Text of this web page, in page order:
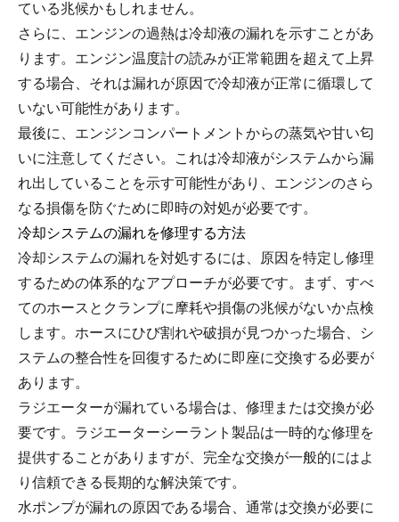
ている兆候かもしれません。
さらに、エンジンの過熱は冷却液の漏れを示すことがあ
ります。エンジン温度計の読みが正常範囲を超えて上昇
する場合、それは漏れが原因で冷却液が正常に循環して
いない可能性があります。
最後に、エンジンコンパートメントからの蒸気や甘い匂
いに注意してください。これは冷却液がシステムから漏
れ出していることを示す可能性があり、エンジンのさら
なる損傷を防ぐために即時の対処が必要です。
冷却システムの漏れを修理する方法
冷却システムの漏れを対処するには、原因を特定し修理
するための体系的なアプローチが必要です。まず、すべ
てのホースとクランプに摩耗や損傷の兆候がないか点検
します。ホースにひび割れや破損が見つかった場合、シ
ステムの整合性を回復するために即座に交換する必要が
あります。
ラジエーターが漏れている場合は、修理または交換が必
要です。ラジエーターシーラント製品は一時的な修理を
提供することがありますが、完全な交換が一般的にはよ
り信頼できる長期的な解決策です。
水ポンプが漏れの原因である場合、通常は交換が必要に